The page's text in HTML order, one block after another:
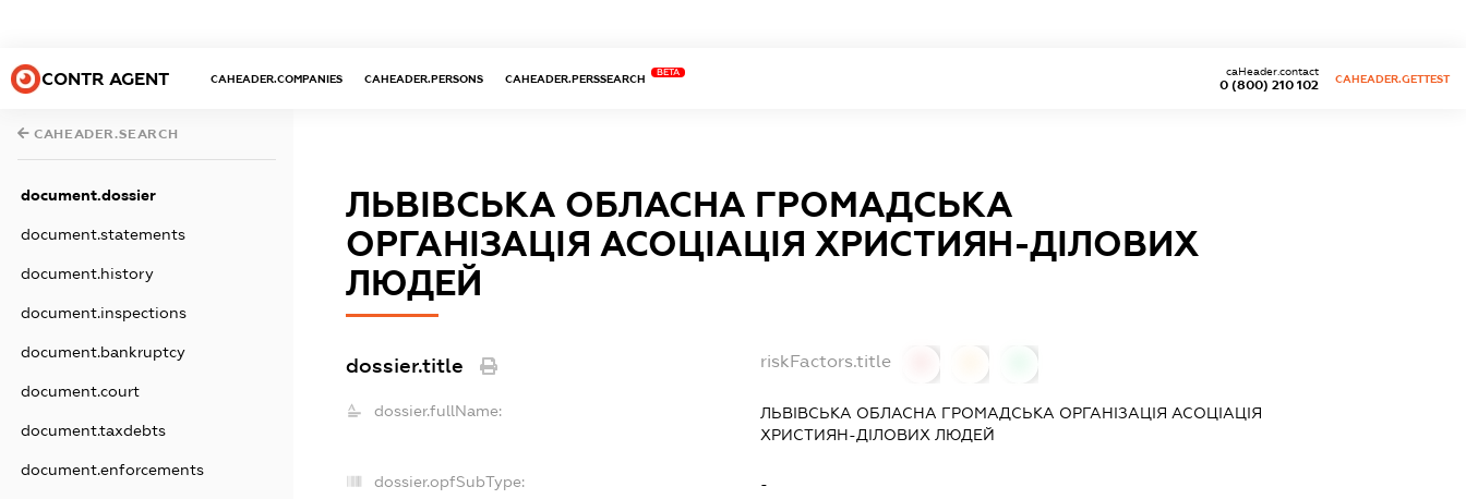
CONTR AGENT CAHEADER.COMPANIES CAHEADER.PERSONS CAHEADER.PERSSEARCH
BETA
0 (800) 210 102
caHeader.contact
CAHEADER.GETTEST
CAHEADER.SEARCH
document.dossier
document.statements
document.history
document.inspections
document.bankruptcy
document.court
document.taxdebts
document.enforcements
ЛЬВІВСЬКА ОБЛАСНА ГРОМАДСЬКА
ОРГАНІЗАЦІЯ АСОЦІАЦІЯ ХРИСТИЯН-ДІЛОВИХ
ЛЮДЕЙ
dossier.title riskFactors.title
dossier.fullName:
ЛЬВІВСЬКА ОБЛАСНА ГРОМАДСЬКА ОРГАНІЗАЦІЯ АСОЦІАЦІЯ
ХРИСТИЯН-ДІЛОВИХ ЛЮДЕЙ
dossier.opfSubType: -